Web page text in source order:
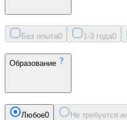
Без опыта0 1-3 года0
Образование
Любое0 Не требуется